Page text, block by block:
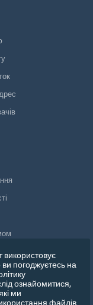
погоджуєтесь на
ознайомитися,
ми
файлів